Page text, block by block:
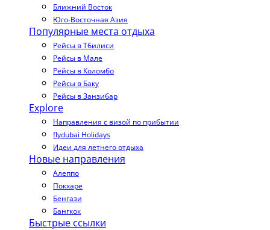
Ближний Восток
Юго-Восточная Азия
Популярные места отдыха
Рейсы в Тбилиси
Рейсы в Мале
Рейсы в Коломбо
Рейсы в Баку
Рейсы в Занзибар
Explore
Направления с визой по прибытии
flydubai Holidays
Идеи для летнего отдыха
Новые направления
Алеппо
Покхаре
Бенгази
Бангкок
Быстрые ссылки